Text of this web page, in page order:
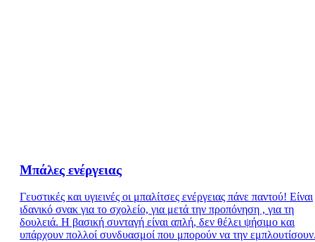
Μπάλες ενέργειας
Γευστικές και υγιεινές οι μπαλίτσες ενέργειας πάνε παντού! Είναι
ιδανικό σνακ για το σχολείο, για μετά την προπόνηση , για τη
δουλειά. Η βασική συνταγή είναι απλή, δεν θέλει ψήσιμο και
υπάρχουν πολλοί συνδυασμοί που μπορούν να την